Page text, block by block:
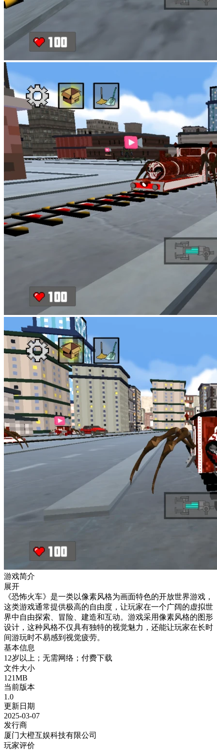
游戏简介
展开
《恐怖火车》是一类以像素风格为画面特色的开放世界游戏，
这类游戏通常提供极高的自由度，让玩家在一个广阔的虚拟世
界中自由探索、冒险、建造和互动。游戏采用像素风格的图形
设计，这种风格不仅具有独特的视觉魅力，还能让玩家在长时
间游玩时不易感到视觉疲劳。
基本信息
12岁以上；无需网络；付费下载
文件大小
121MB
当前版本
1.0
更新日期
2025-03-07
发行商
厦门大橙互娱科技有限公司
玩家评价